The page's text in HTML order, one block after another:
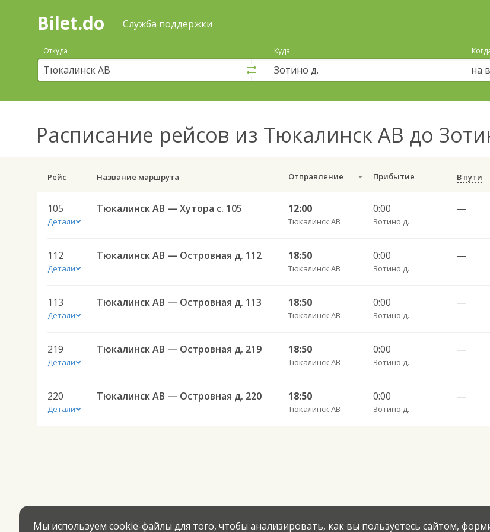
Поиск
покупка
билетов
автобус
онлайн
Bilet.do Служба поддержки
Откуда Куда
на
Расписание рейсов из Тюкалинск АВ до
Рейс Название маршрута Отправление Прибытие В пути
105
Детали
Тюкалинск АВ — Хутора с. 105 12:00
Тюкалинск АВ
0:00
Зотино д.
—
112
Детали
Тюкалинск АВ — Островная д. 112 18:50
Тюкалинск АВ
0:00
Зотино д.
—
113
Детали
Тюкалинск АВ — Островная д. 113 18:50
Тюкалинск АВ
0:00
Зотино д.
—
219
Детали
Тюкалинск АВ — Островная д. 219 18:50
Тюкалинск АВ
0:00
Зотино д.
—
220
Детали
Тюкалинск АВ — Островная д. 220 18:50
Тюкалинск АВ
0:00
Зотино д.
—
Мы используем cookie-файлы для того, чтобы анализировать, как вы пользуетесь сайтом,